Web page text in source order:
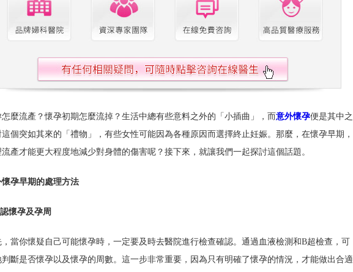
麼流產？懷孕初期怎麼流掉？生活中總有些意料之外的「小插曲」，而意外懷孕便是其中之
個突如其來的「禮物」，有些女性可能因為各種原因而選擇終止妊娠。那麼，在懷孕早期，
產才能更大程度地減少對身體的傷害呢？接下來，就讓我們一起探討這個話題。
懷孕早期的處理方法
懷孕及孕周
，當你懷疑自己可能懷孕時，一定要及時去醫院進行檢查確認。通過血液檢測和B超檢查，可
判斷是否懷孕以及懷孕的周數。這一步非常重要，因為只有明確了懷孕的情況，才能做出合適